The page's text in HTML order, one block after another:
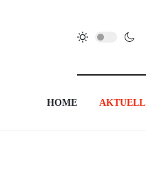
HOME AKTUELL